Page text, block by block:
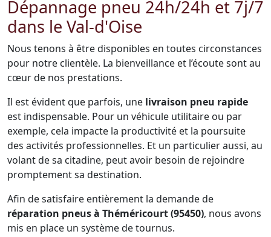
Dépannage pneu 24h/24h et 7j/7
dans le Val-d'Oise
Nous tenons à être disponibles en toutes circonstances
pour notre clientèle. La bienveillance et l’écoute sont au
cœur de nos prestations.
Il est évident que parfois, une livraison pneu rapide
est indispensable. Pour un véhicule utilitaire ou par
exemple, cela impacte la productivité et la poursuite
des activités professionnelles. Et un particulier aussi, au
volant de sa citadine, peut avoir besoin de rejoindre
promptement sa destination.
Afin de satisfaire entièrement la demande de
réparation pneus à Théméricourt (95450), nous avons
mis en place un système de tournus.